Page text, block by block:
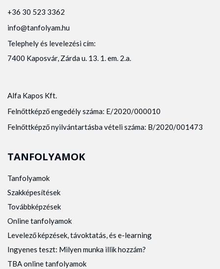
+36 30 523 3362
info@tanfolyam.hu
Telephely és levelezési cím:
7400 Kaposvár, Zárda u. 13. 1. em. 2.a.
Alfa Kapos Kft.
Felnőttképző engedély száma: E/2020/000010
Felnőttképző nyilvántartásba vételi száma: B/2020/001473
TANFOLYAMOK
Tanfolyamok
Szakképesítések
Továbbképzések
Online tanfolyamok
Levelező képzések, távoktatás, és e-learning
Ingyenes teszt: Milyen munka illik hozzám?
TBA online tanfolyamok